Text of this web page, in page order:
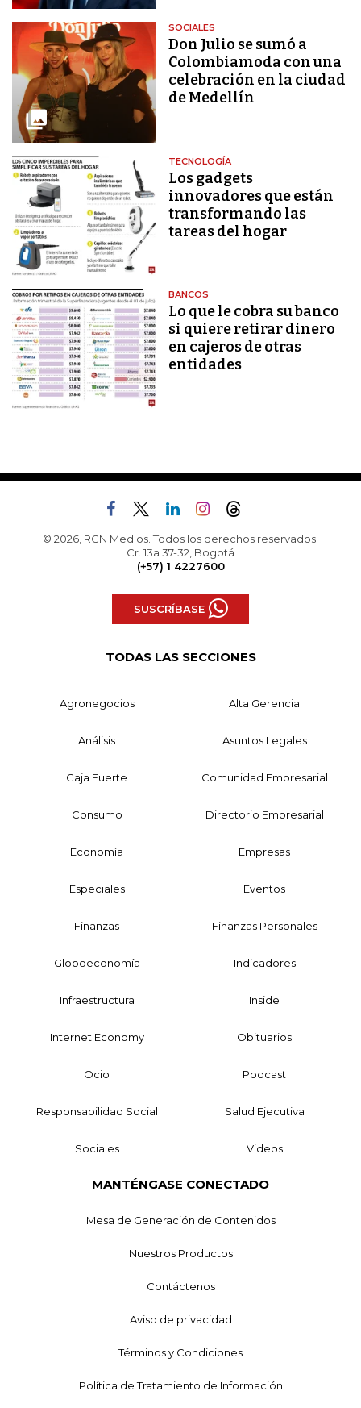
SOCIALES
Don Julio se sumó a
Colombiamoda con una
celebración en la ciudad
de Medellín
TECNOLOGÍA
Los gadgets
innovadores que están
transformando las
tareas del hogar
BANCOS
Lo que le cobra su banco
si quiere retirar dinero
en cajeros de otras
entidades
© 2026, RCN Medios. Todos los derechos reservados.
Cr. 13a 37-32, Bogotá
(+57) 1 4227600
SUSCRÍBASE
TODAS LAS SECCIONES
Agronegocios Alta Gerencia
Análisis Asuntos Legales
Caja Fuerte Comunidad Empresarial
Consumo Directorio Empresarial
Economía Empresas
Especiales Eventos
Finanzas Finanzas Personales
Globoeconomía Indicadores
Infraestructura Inside
Internet Economy Obituarios
Ocio Podcast
Responsabilidad Social Salud Ejecutiva
Sociales Videos
MANTÉNGASE CONECTADO
Mesa de Generación de Contenidos
Nuestros Productos
Contáctenos
Aviso de privacidad
Términos y Condiciones
Política de Tratamiento de Información